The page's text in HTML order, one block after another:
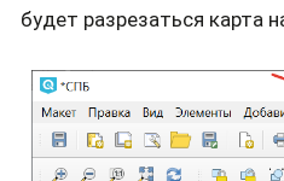
будет разрезаться карта